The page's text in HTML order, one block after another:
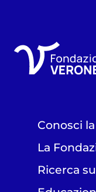
Conosci
La
Ricerca